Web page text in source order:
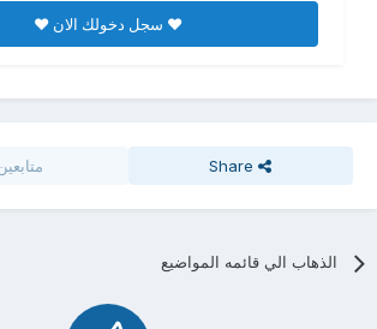
♥ سجل دخولك الان ♥
Share متابعين
الذهاب الي قائمه المواضيع